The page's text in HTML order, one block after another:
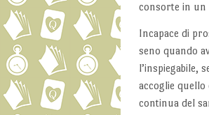
consorte in un
Incapace di
seno quando
l’inspiegabile,
accoglie
continua del